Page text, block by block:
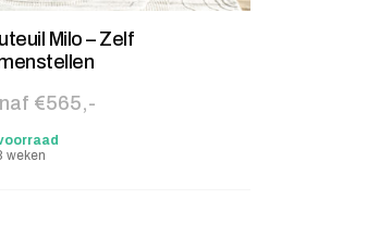
Milo – Zelf
€565,-
weken